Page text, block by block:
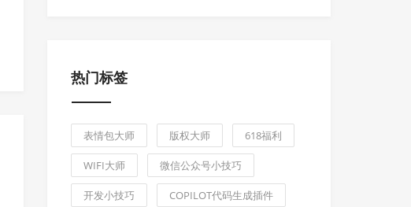
热门标签
表情包大师 版权大师 618福利
WIFI大师 微信公众号小技巧
开发小技巧 COPILOT代码生成插件